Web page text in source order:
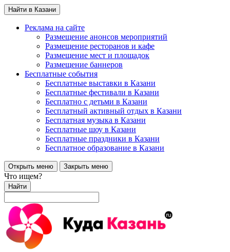
Найти в Казани
Реклама на сайте
Размещение анонсов мероприятий
Размещение ресторанов и кафе
Размещение мест и площадок
Размещение баннеров
Бесплатные события
Бесплатные выставки в Казани
Бесплатные фестивали в Казани
Бесплатно с детьми в Казани
Бесплатный активный отдых в Казани
Бесплатная музыка в Казани
Бесплатные шоу в Казани
Бесплатные праздники в Казани
Бесплатное образование в Казани
Открыть меню Закрыть меню
Что ищем?
Найти